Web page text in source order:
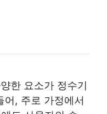
한 요소가 정수기
어, 주로 가정에서